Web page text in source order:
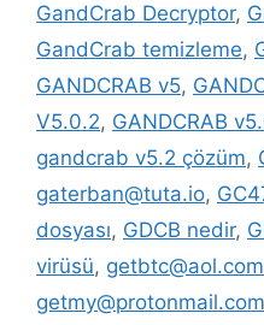
GandCrab Decryptor,
GandCrab temizleme,
GANDCRAB v5,
V5.0.2, GANDCRAB
gandcrab v5.2 çözüm,
gaterban@tuta.io,
dosyası, GDCB nedir,
virüsü, getbtc@aol.com
getmy@protonmail.com